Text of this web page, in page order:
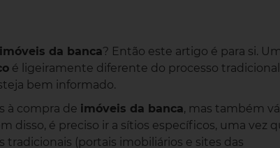
imóveis da banca? Então este artigo é para si.
é ligeiramente diferente do processo tradicional
bem informado.
à compra de imóveis da banca, mas também
disso, é preciso ir a sítios específicos, uma vez
tradicionais (portais imobiliários e sites das